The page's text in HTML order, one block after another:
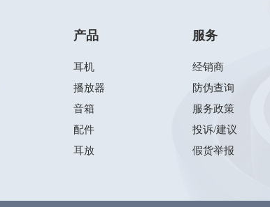
产品
耳机
播放器
音箱
配件
耳放
服务
经销商
防伪查询
服务政策
投诉/建议
假货举报